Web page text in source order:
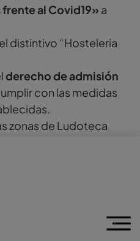
al Covid19» a
distintivo “Hosteleria
derecho de admisión
con las medidas
zonas de Ludoteca